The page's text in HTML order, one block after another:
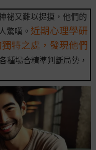
祕又難以捉摸，他們的
驚嘆。 近期心理學研
特之處，發現他們
種場合精準判斷局勢，